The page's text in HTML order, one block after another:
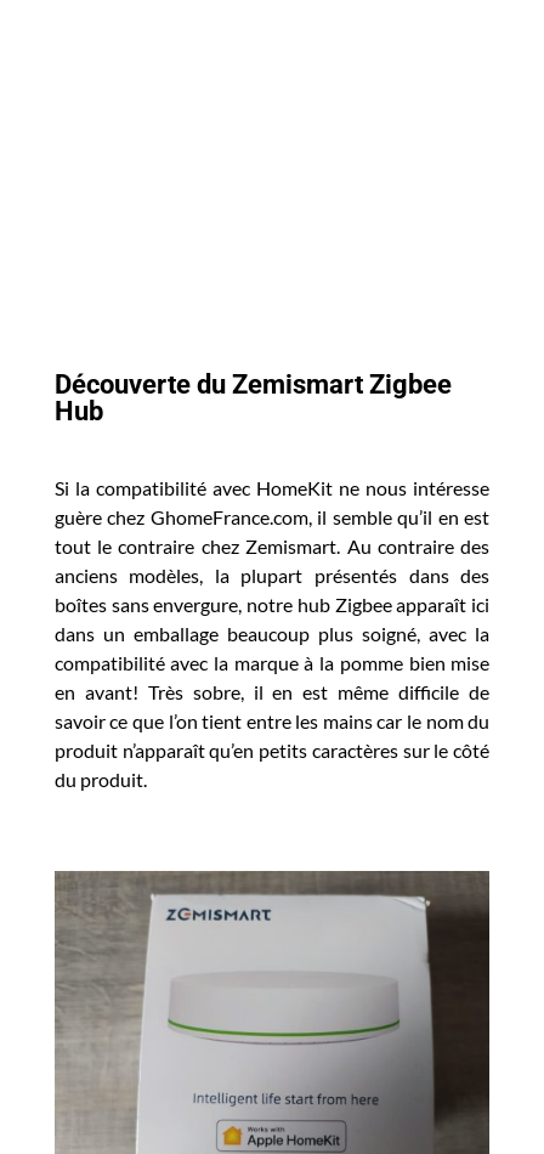
Découverte du Zemismart Zigbee
Hub
Si la compatibilité avec HomeKit ne nous intéresse
guère chez GhomeFrance.com, il semble qu’il en est
tout le contraire chez Zemismart. Au contraire des
anciens modèles, la plupart présentés dans des
boîtes sans envergure, notre hub Zigbee apparaît ici
dans un emballage beaucoup plus soigné, avec la
compatibilité avec la marque à la pomme bien mise
en avant! Très sobre, il en est même difficile de
savoir ce que l’on tient entre les mains car le nom du
produit n’apparaît qu’en petits caractères sur le côté
du produit.